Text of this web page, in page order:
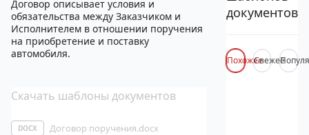
Договор описывает условия и
обязательства между Заказчиком и
Исполнителем в отношении поручения
на приобретение и поставку
автомобиля.
Скачать шаблоны документов
DOCX Договор поручения.docx
документов
ПохожееСвежее